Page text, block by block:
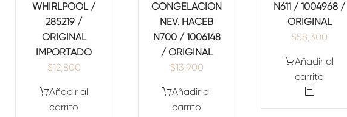
WHIRLPOOL /
285219 /
ORIGINAL
IMPORTADO
$12,800
Añadir al
carrito
CONGELACION
NEV. HACEB
N700 / 1006148
/ ORIGINAL
$13,900
Añadir al
carrito
N611 / 1004968 /
ORIGINAL
$58,300
Añadir al
carrito